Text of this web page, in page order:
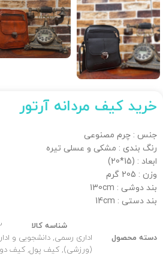
خرید کیف مردانه آرتور
جنس : چرم مصنوعی
رنگ بندی : مشکی و عسلی تیره
ابعاد : (15*20)
وزن : 205 گرم
بند دوشی : 130cm
بند دستی : 14cm
شناسه کالا
دسته محصول
اداری رسمی, دانشجویی و
(ورزشی), کیف پول, کیف